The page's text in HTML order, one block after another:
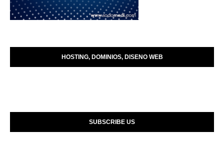
HOSTING, DOMINIOS, DISENO WEB
SUBSCRIBE US